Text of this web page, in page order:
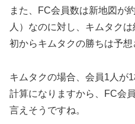
また、FC会員数は新地図が
人）なのに対し、キムタク
初からキムタクの勝ちは予想
キムタクの場合、会員1人が
計算になりますから、FC会
言えそうですね。